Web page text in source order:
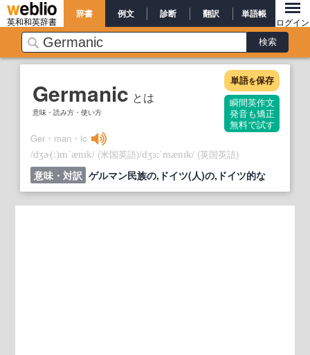
英和和英辞書
辞書 例文 診断 翻訳 単語帳
ログイン
Germanic とは
意味・読み方・使い方
単語を保存
瞬間英作文
発音も矯正
無料で試す
Ger・man・ic
/dʒɚ(ː)mˈænɪk/ (米国英語)/dʒɜ:ˈmænɪk/ (英国英語)
意味・対訳 ゲルマン民族の,ドイツ(人)の,ドイツ的な